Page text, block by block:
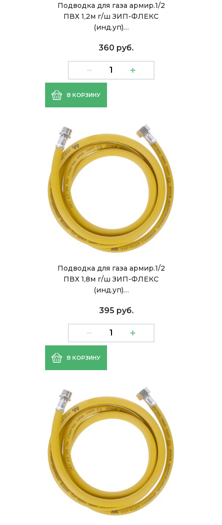
Подводка для газа армир.1/2
ПВХ 1,2м г/ш ЗИП-ФЛЕКС
(инд.уп)…
360 руб.
В КОРЗИНУ
Подводка для газа армир.1/2
ПВХ 1,8м г/ш ЗИП-ФЛЕКС
(инд.уп)…
395 руб.
В КОРЗИНУ